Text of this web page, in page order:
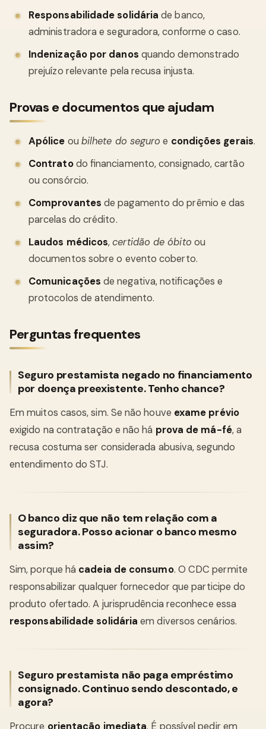
Responsabilidade solidária de banco,
administradora e seguradora, conforme o caso.
Indenização por danos quando demonstrado
prejuízo relevante pela recusa injusta.
Provas e documentos que ajudam
Apólice ou bilhete do seguro e condições gerais.
Contratodo financiamento, consignado, cartão
ou consórcio.
Comprovantes de pagamento do prêmio e das
parcelas do crédito.
Laudos médicos,certidão de óbito ou
documentos sobre o evento coberto.
Comunicações de negativa, notificações e
protocolos de atendimento.
Perguntas frequentes
Seguro prestamista negado no financiamento
por doença preexistente. Tenho chance?
Em muitos casos, sim. Se não houve exame prévio
exigido na contratação e não há prova de má-fé, a
recusa costuma ser considerada abusiva, segundo
entendimento do STJ.
O banco diz que não tem relação com a
seguradora. Posso acionar o banco mesmo
assim?
Sim, porque há cadeia de consumo. O CDC permite
responsabilizar qualquer fornecedor que participe do
produto ofertado. A jurisprudência reconhece essa
responsabilidade solidária em diversos cenários.
Seguro prestamista não paga empréstimo
consignado. Continuo sendo descontado, e
agora?